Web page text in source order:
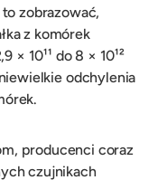
zobrazować,
z komórek
× 10¹¹ do 8 × 10¹²
odchylenia
producenci coraz
czujnikach